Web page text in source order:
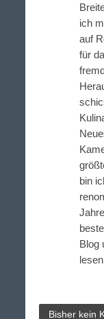
ich
auf
für
bin
Blog
Bisher kein